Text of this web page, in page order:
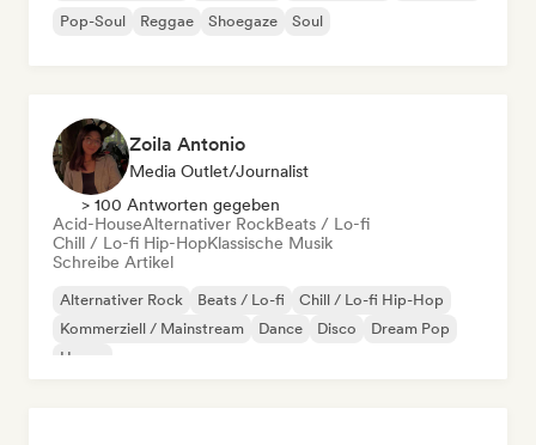
Pop-Soul
Reggae Shoegaze Soul
Zoila Antonio
Media Outlet/Journalist
> 100 Antworten gegeben
Acid-HouseAlternativer RockBeats / Lo-fi
Chill / Lo-fi Hip-HopKlassische Musik
Schreibe Artikel
Alternativer Rock Beats / Lo-fi
Chill / Lo-fi Hip-Hop
Kommerziell / Mainstream
Dance Disco
Dream Pop
House